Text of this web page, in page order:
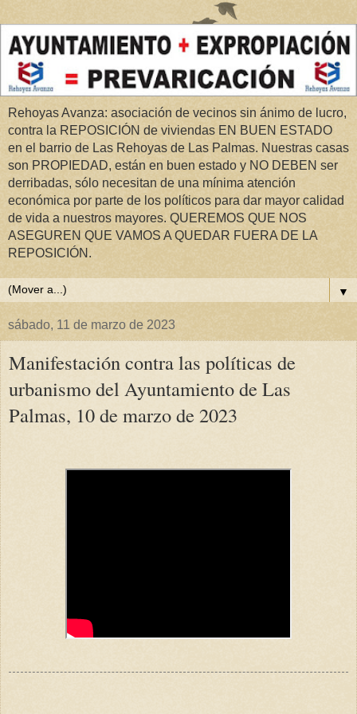
Rehoyas Avanza: asociación de vecinos sin ánimo de lucro,
contra la REPOSICIÓN de viviendas EN BUEN ESTADO
en el barrio de Las Rehoyas de Las Palmas. Nuestras casas
son PROPIEDAD, están en buen estado y NO DEBEN ser
derribadas, sólo necesitan de una mínima atención
económica por parte de los políticos para dar mayor calidad
de vida a nuestros mayores. QUEREMOS QUE NOS
ASEGUREN QUE VAMOS A QUEDAR FUERA DE LA
REPOSICIÓN.
▼
sábado, 11 de marzo de 2023
Manifestación contra las políticas de
urbanismo del Ayuntamiento de Las
Palmas, 10 de marzo de 2023